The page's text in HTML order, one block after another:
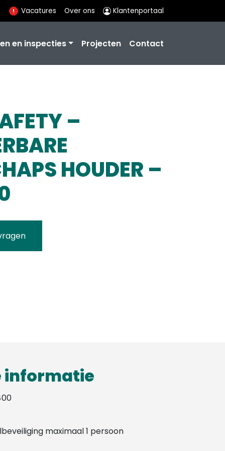
Vacatures Over ons Klantenportaal
en inspecties Projecten Contact
–
HOUDER –
informatie
maximaal 1 persoon